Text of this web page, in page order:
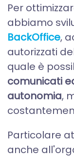
Per
abbiamo
BackOffice,
autorizzati
quale è
comunicati
autonomia,
Particolare
anche